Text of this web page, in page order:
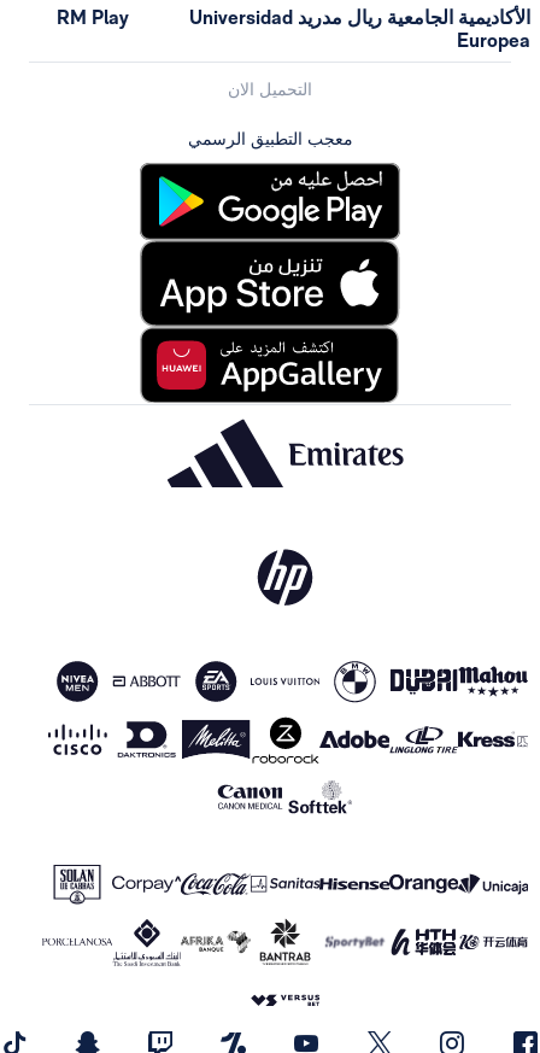
الأكاديمية الجامعية ريال مدريد Universidad
Europea
RM Play
التحميل الان
معجب التطبيق الرسمي